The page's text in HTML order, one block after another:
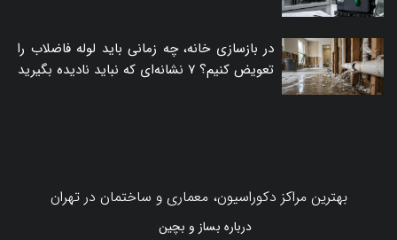
در بازسازی خانه، چه زمانی باید لوله فاضلاب را
تعویض کنیم؟ ۷ نشانه‌ای که نباید نادیده بگیرید
بهترین مراکز دکوراسیون، معماری و ساختمان در تهران
درباره بساز و بچین